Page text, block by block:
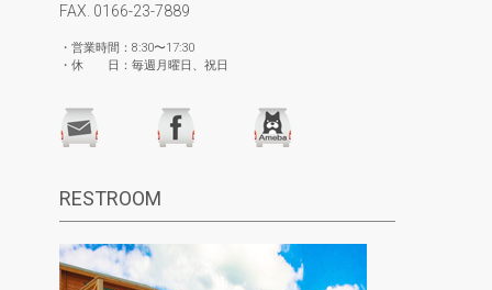
FAX. 0166-23-7889
・営業時間：8:30〜17:30
・休 日：毎週月曜日、祝日
RESTROOM